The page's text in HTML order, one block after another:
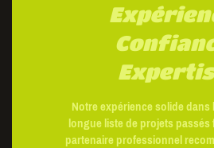
Notre expérience solide dans
longue liste de projets
partenaire professionnel